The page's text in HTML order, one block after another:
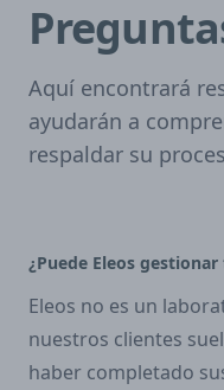
Aquí encontrará
ayudarán a
respaldar su
¿Puede Eleos
Eleos no es un
nuestros clientes
haber completado